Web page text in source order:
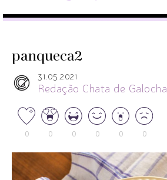
panqueca2
31.05.2021
Redação Chata de Galocha
0 0 0 0 0 0